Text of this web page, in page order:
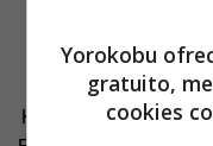
Planta Baja reúne
Kevo Jacoby, la
Yorokobu
gratuito,
cookies